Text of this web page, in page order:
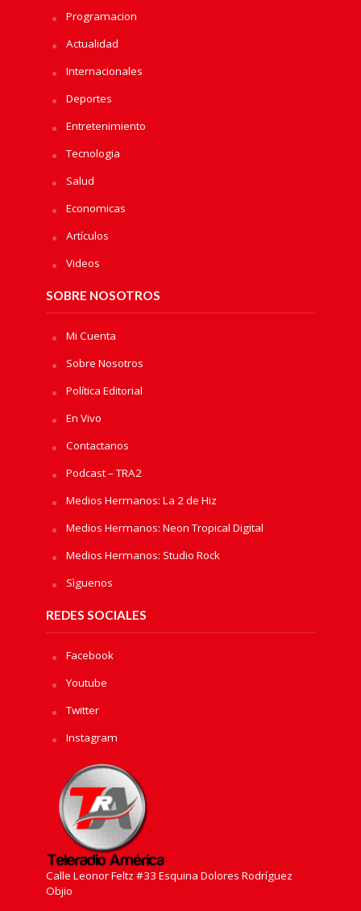
Programacion
Actualidad
Internacionales
Deportes
Entretenimiento
Tecnologia
Salud
Economicas
Artículos
Videos
SOBRE NOSOTROS
Mi Cuenta
Sobre Nosotros
Política Editorial
En Vivo
Contactanos
Podcast – TRA2
Medios Hermanos: La 2 de Hiz
Medios Hermanos: Neon Tropical Digital
Medios Hermanos: Studio Rock
Sìguenos
REDES SOCIALES
Facebook
Youtube
Twitter
Instagram
Calle Leonor Feltz #33 Esquina Dolores Rodríguez
Objio